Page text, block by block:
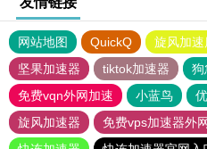
网站地图 QuickQ 旋风加速
坚果加速器
tiktok加速器
狗
免费vqn外网加速
小蓝鸟
旋风加速器
免费vps加速器外